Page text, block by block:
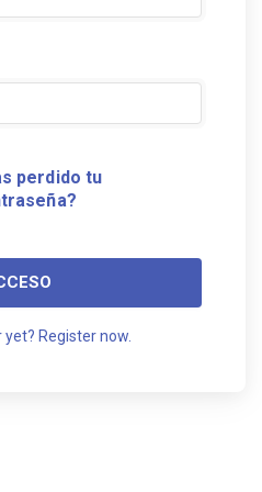
perdido tu
Register now.